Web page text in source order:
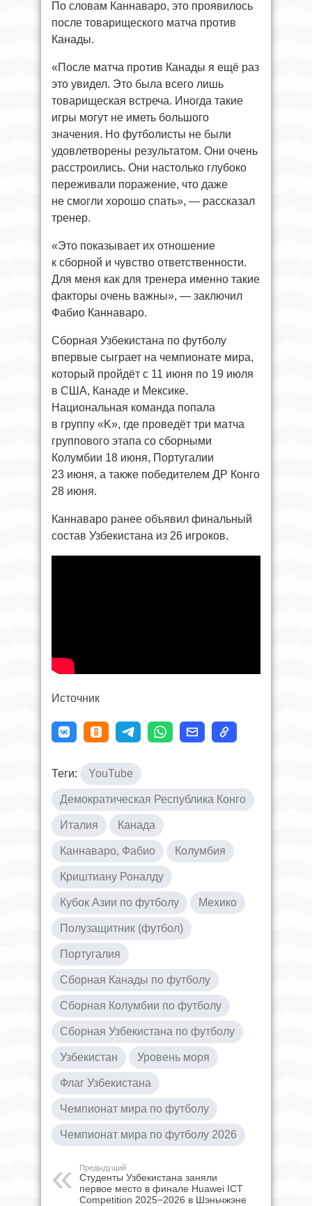
По словам Каннаваро, это проявилось
после товарищеского матча против
Канады.
«После матча против Канады я ещё раз
это увидел. Это была всего лишь
товарищеская встреча. Иногда такие
игры могут не иметь большого
значения. Но футболисты не были
удовлетворены результатом. Они очень
расстроились. Они настолько глубоко
переживали поражение, что даже
не смогли хорошо спать», — рассказал
тренер.
«Это показывает их отношение
к сборной и чувство ответственности.
Для меня как для тренера именно такие
факторы очень важны», — заключил
Фабио Каннаваро.
Сборная Узбекистана по футболу
впервые сыграет на чемпионате мира,
который пройдёт с 11 июня по 19 июля
в США, Канаде и Мексике.
Национальная команда попала
в группу «K», где проведёт три матча
группового этапа со сборными
Колумбии 18 июня, Португалии
23 июня, а также победителем ДР Конго
28 июня.
Каннаваро ранее объявил финальный
состав Узбекистана из 26 игроков.
Источник
Теги: YouTube
Демократическая Республика Конго
Италия Канада
Каннаваро, Фабио Колумбия
Криштиану Роналду
Кубок Азии по футболу Мехико
Полузащитник (футбол)
Португалия
Сборная Канады по футболу
Сборная Колумбии по футболу
Сборная Узбекистана по футболу
Узбекистан Уровень моря
Флаг Узбекистана
Чемпионат мира по футболу
Чемпионат мира по футболу 2026
Предыдущий
Студенты Узбекистана заняли
первое место в финале Huawei ICT
Competition 2025−2026 в Шэньчжэне